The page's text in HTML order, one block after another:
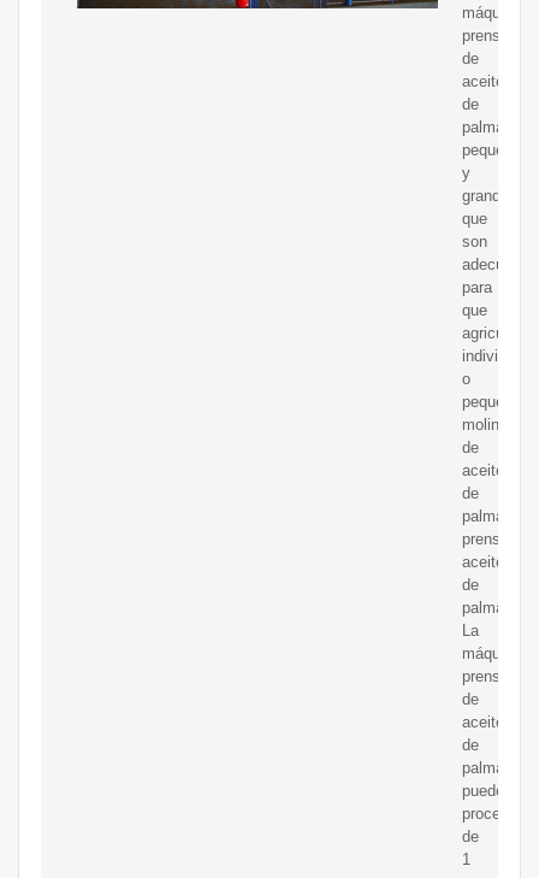
máquinas
de
aceite
de
palma
pequeñas
y
grandes,
que
son
adecuadas
para
que
o
pequeños
molinos
de
aceite
de
palma
prensen
aceite
de
palma.
La
máquina
prensadora
de
aceite
de
palma
puede
procesar
de
1